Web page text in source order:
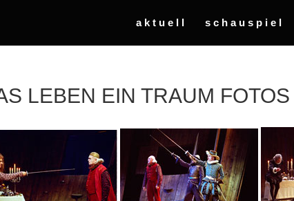
aktuell schauspiel
LEBEN EIN TRAUM FOTOS